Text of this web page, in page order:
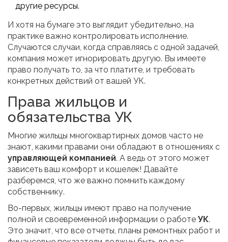
другие ресурсы.
И хотя на бумаге это выглядит убедительно, на
практике важно контролировать исполнение.
Случаются случаи, когда справляясь с одной задачей,
компания может игнорировать другую. Вы имеете
право получать то, за что платите, и требовать
конкретных действий от вашей УК.
Права жильцов и
обязательства УК
Многие жильцы многоквартирных домов часто не
знают, какими правами они обладают в отношениях с
управляющей компанией. А ведь от этого может
зависеть ваш комфорт и кошелек! Давайте
разберемся, что же важно помнить каждому
собственнику.
Во-первых, жильцы имеют право на получение
полной и своевременной информации о работеУК.
Это значит, что все отчеты, планы ремонтных работ и